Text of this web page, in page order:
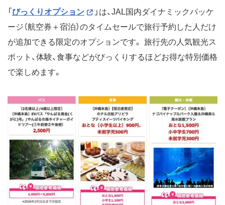
「 びっくりオプション
」は、JAL国内ダイナミックパッケ
ージ（航空券＋宿泊）のタイムセールで旅行予約した人だけ
が追加できる限定のオプションです。 旅行先の人気観光ス
ポット、体験、食事などがびっくりするほどお得な特別価格
で楽しめます。